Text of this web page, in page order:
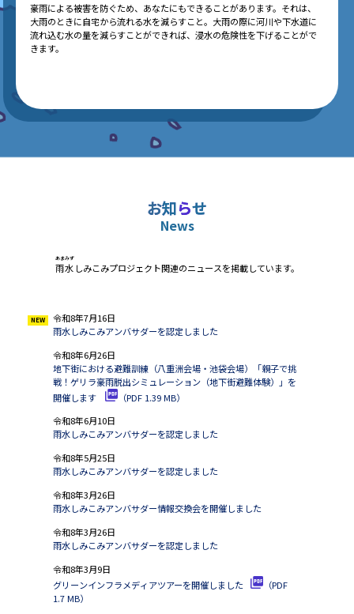
豪雨による被害を防ぐため、あなたにもできることがあります。それは、
大雨のときに自宅から流れる水を減らすこと。大雨の際に河川や下水道に
流れ込む水の量を減らすことができれば、浸水の危険性を下げることがで
きます。
お知らせ
News
雨水
あまみず
しみこみプロジェクト関連のニュースを掲載しています。
NEW
令和8年7月16日
雨水しみこみアンバサダーを認定しました
令和8年6月26日
地下街における避難訓練（八重洲会場・池袋会場）「親子で挑
戦！ゲリラ豪雨脱出シミュレーション（地下街避難体験）」を
開催します
（PDF 1.39 MB）
令和8年6月10日
雨水しみこみアンバサダーを認定しました
令和8年5月25日
雨水しみこみアンバサダーを認定しました
令和8年3月26日
雨水しみこみアンバサダー情報交換会を開催しました
令和8年3月26日
雨水しみこみアンバサダーを認定しました
令和8年3月9日
グリーンインフラメディアツアーを開催しました
（PDF
1.7 MB）